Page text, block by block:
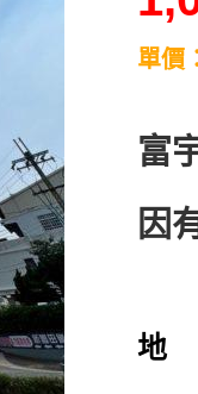
單價
富
因